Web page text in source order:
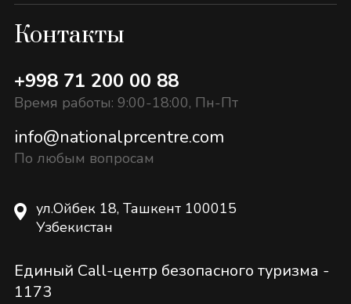
Контакты
+998 71 200 00 88
Время работы: 9:00-18:00, Пн-Пт
info@nationalprcentre.com
По любым вопросам
ул.Ойбек 18, Ташкент 100015
Узбекистан
Единый Call-центр безопасного туризма -
1173